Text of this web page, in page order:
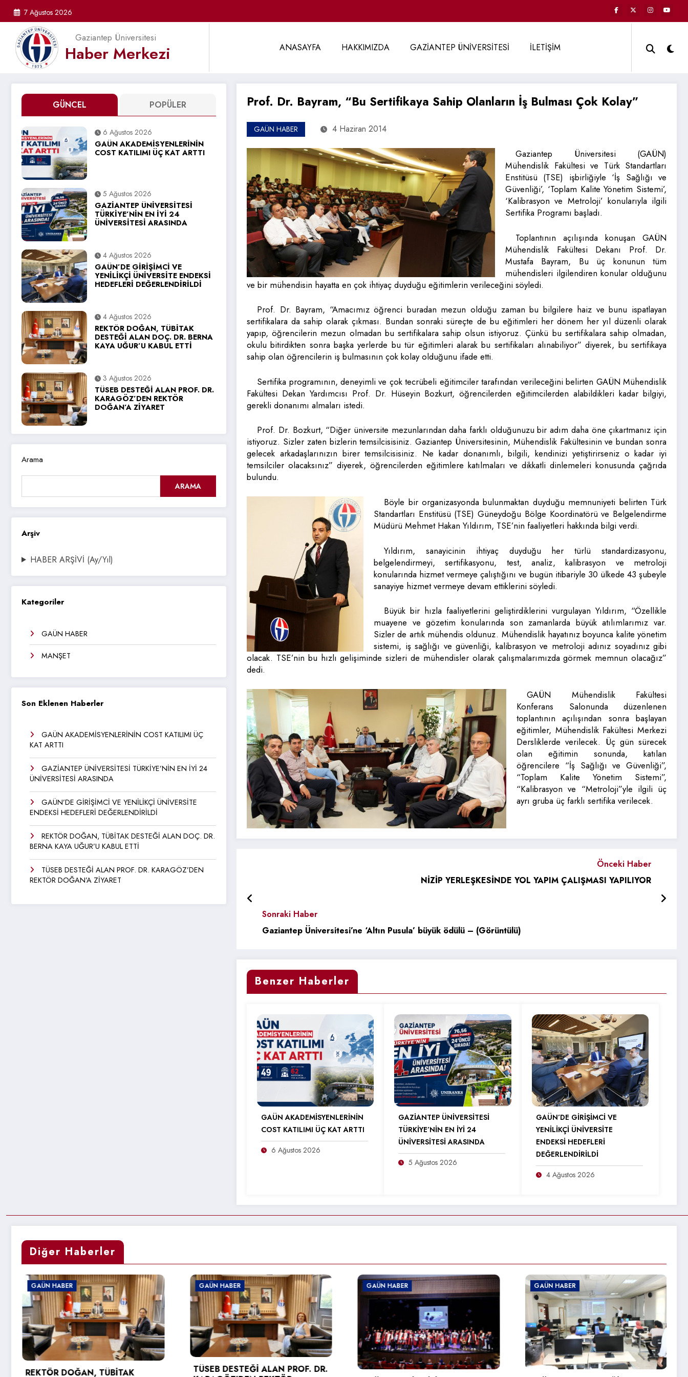
7 Ağustos 2026
Gaziantep Üniversitesi
Haber Merkezi ANASAYFA HAKKIMIZDA GAZİANTEP ÜNİVERSİTESİ İLETİŞİM
GÜNCEL POPÜLER
6 Ağustos 2026
GAÜN AKADEMİSYENLERİNİN
COST KATILIMI ÜÇ KAT ARTTI
5 Ağustos 2026
GAZİANTEP ÜNİVERSİTESİ
TÜRKİYE’NİN EN İYİ 24
ÜNİVERSİTESİ ARASINDA
4 Ağustos 2026
GAÜN’DE GİRİŞİMCİ VE
YENİLİKÇİ ÜNİVERSİTE ENDEKSİ
HEDEFLERİ DEĞERLENDİRİLDİ
4 Ağustos 2026
REKTÖR DOĞAN, TÜBİTAK
DESTEĞİ ALAN DOÇ. DR. BERNA
KAYA UĞUR’U KABUL ETTİ
3 Ağustos 2026
TÜSEB DESTEĞİ ALAN PROF. DR.
KARAGÖZ’DEN REKTÖR
DOĞAN’A ZİYARET
Arama
ARAMA
Arşiv
HABER ARŞİVİ (Ay/Yıl)
Kategoriler
GAÜN HABER
MANŞET
Son Eklenen Haberler
GAÜN AKADEMİSYENLERİNİN COST KATILIMI ÜÇ
KAT ARTTI
GAZİANTEP ÜNİVERSİTESİ TÜRKİYE’NİN EN İYİ 24
ÜNİVERSİTESİ ARASINDA
GAÜN’DE GİRİŞİMCİ VE YENİLİKÇİ ÜNİVERSİTE
ENDEKSİ HEDEFLERİ DEĞERLENDİRİLDİ
REKTÖR DOĞAN, TÜBİTAK DESTEĞİ ALAN DOÇ. DR.
BERNA KAYA UĞUR’U KABUL ETTİ
TÜSEB DESTEĞİ ALAN PROF. DR. KARAGÖZ’DEN
REKTÖR DOĞAN’A ZİYARET
Prof. Dr. Bayram, “Bu Sertifikaya Sahip Olanların İş Bulması Çok Kolay”
GAÜN HABER 4 Haziran 2014
Gaziantep Üniversitesi (GAÜN)
Mühendislik Fakültesi ve Türk Standartları
Enstitüsü (TSE) işbirliğiyle ‘İş Sağlığı ve
Güvenliği’, ‘Toplam Kalite Yönetim Sistemi’,
‘Kalibrasyon ve Metroloji’ konularıyla ilgili
Sertifika Programı başladı.
Toplantının açılışında konuşan GAÜN
Mühendislik Fakültesi Dekanı Prof. Dr.
Mustafa Bayram, Bu üç konunun tüm
mühendisleri ilgilendiren konular olduğunu
ve bir mühendisin hayatta en çok ihtiyaç duyduğu eğitimlerin verileceğini söyledi.
Prof. Dr. Bayram, “Amacımız öğrenci buradan mezun olduğu zaman bu bilgilere haiz ve bunu ispatlayan
sertifikalara da sahip olarak çıkması. Bundan sonraki süreçte de bu eğitimleri her dönem her yıl düzenli olarak
yapıp, öğrencilerin mezun olmadan bu sertifikalara sahip olsun istiyoruz. Çünkü bu sertifikalara sahip olmadan,
okulu bitirdikten sonra başka yerlerde bu tür eğitimleri alarak bu sertifikaları alınabiliyor” diyerek, bu sertifikaya
sahip olan öğrencilerin iş bulmasının çok kolay olduğunu ifade etti.
Sertifika programının, deneyimli ve çok tecrübeli eğitimciler tarafından verileceğini belirten GAÜN Mühendislik
Fakültesi Dekan Yardımcısı Prof. Dr. Hüseyin Bozkurt, öğrencilerden eğitimcilerden alabildikleri kadar bilgiyi,
gerekli donanımı almaları istedi.
Prof. Dr. Bozkurt, “Diğer üniversite mezunlarından daha farklı olduğunuzu bir adım daha öne çıkartmanız için
istiyoruz. Sizler zaten bizlerin temsilcisisiniz. Gaziantep Üniversitesinin, Mühendislik Fakültesinin ve bundan sonra
gelecek arkadaşlarınızın birer temsilcisisiniz. Ne kadar donanımlı, bilgili, kendinizi yetiştirirseniz o kadar iyi
temsilciler olacaksınız” diyerek, öğrencilerden eğitimlere katılmaları ve dikkatli dinlemeleri konusunda çağrıda
bulundu.
Böyle bir organizasyonda bulunmaktan duyduğu memnuniyeti belirten Türk
Standartları Enstitüsü (TSE) Güneydoğu Bölge Koordinatörü ve Belgelendirme
Müdürü Mehmet Hakan Yıldırım, TSE’nin faaliyetleri hakkında bilgi verdi.
Yıldırım, sanayicinin ihtiyaç duyduğu her türlü standardizasyonu,
belgelendirmeyi, sertifikasyonu, test, analiz, kalibrasyon ve metroloji
konularında hizmet vermeye çalıştığını ve bugün itibariyle 30 ülkede 43 şubeyle
sanayiye hizmet vermeye devam ettiklerini söyledi.
Büyük bir hızla faaliyetlerini geliştirdiklerini vurgulayan Yıldırım, “Özellikle
muayene ve gözetim konularında son zamanlarda büyük atılımlarımız var.
Sizler de artık mühendis oldunuz. Mühendislik hayatınız boyunca kalite yönetim
sistemi, iş sağlığı ve güvenliği, kalibrasyon ve metroloji adınız soyadınız gibi
olacak. TSE’nin bu hızlı gelişiminde sizleri de mühendisler olarak çalışmalarımızda görmek memnun olacağız”
dedi.
GAÜN Mühendislik Fakültesi
Konferans Salonunda düzenlenen
toplantının açılışından sonra başlayan
eğitimler, Mühendislik Fakültesi Merkezi
Dersliklerde verilecek. Üç gün sürecek
olan eğitimin sonunda, katılan
öğrencilere “İş Sağlığı ve Güvenliği”,
“Toplam Kalite Yönetim Sistemi”,
“Kalibrasyon ve “Metroloji”yle ilgili üç
ayrı gruba üç farklı sertifika verilecek.
Önceki Haber
NİZİP YERLEŞKESİNDE YOL YAPIM ÇALIŞMASI YAPILIYOR
Sonraki Haber
Gaziantep Üniversitesi’ne ‘Altın Pusula’ büyük ödülü – (Görüntülü)
Benzer Haberler
GAÜN AKADEMİSYENLERİNİN
COST KATILIMI ÜÇ KAT ARTTI
6 Ağustos 2026
GAZİANTEP ÜNİVERSİTESİ
TÜRKİYE’NİN EN İYİ 24
ÜNİVERSİTESİ ARASINDA
5 Ağustos 2026
GAÜN’DE GİRİŞİMCİ VE
YENİLİKÇİ ÜNİVERSİTE
ENDEKSİ HEDEFLERİ
DEĞERLENDİRİLDİ
4 Ağustos 2026
Diğer Haberler
GAÜN HABER
TÜSEB DESTEĞİ ALAN PROF. DR.
GAÜN HABER GAÜN HABER GAÜN HABER
GAÜN’DEN ÜRDÜN
ÜNİVERSİTESİNE ERASMUS+
ZİYARETİ